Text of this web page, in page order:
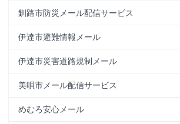
釧路市防災メール配信サービス
伊達市避難情報メール
伊達市災害道路規制メール
美唄市メール配信サービス
めむろ安心メール